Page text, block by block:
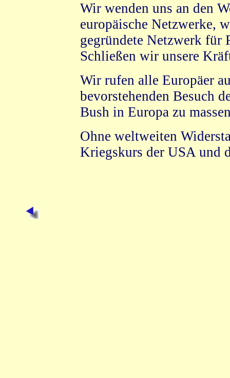
Wir wenden uns an den
europäische Netzwerke,
gegründete Netzwerk für
Schließen wir unsere
Wir rufen alle Europäer
bevorstehenden Besuch
Bush in Europa zu
Ohne weltweiten
Kriegskurs der USA und